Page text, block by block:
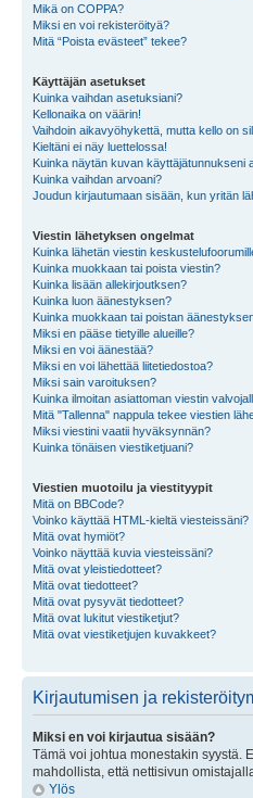
Mikä on COPPA?
Miksi en voi rekisteröityä?
Mitä “Poista evästeet” tekee?
Käyttäjän asetukset
Kuinka vaihdan asetuksiani?
Kellonaika on väärin!
Vaihdoin aikavyöhykettä, mutta kello on
Kieltäni ei näy luettelossa!
Kuinka näytän kuvan käyttäjätunnukseni
Kuinka vaihdan arvoani?
Joudun kirjautumaan sisään, kun yritän
Viestin lähetyksen ongelmat
Kuinka lähetän viestin
Kuinka muokkaan tai poista viestin?
Kuinka lisään allekirjoutksen?
Kuinka luon äänestyksen?
Kuinka muokkaan tai poistan
Miksi en pääse tietyille alueille?
Miksi en voi äänestää?
Miksi en voi lähettää liitetiedostoa?
Miksi sain varoituksen?
Kuinka ilmoitan asiattoman viestin
Mitä "Tallenna" nappula tekee viestien
Miksi viestini vaatii hyväksynnän?
Kuinka tönäisen viestiketjuani?
Viestien muotoilu ja viestityypit
Mitä on BBCode?
Voinko käyttää HTML-kieltä viesteissäni?
Mitä ovat hymiöt?
Voinko näyttää kuvia viesteissäni?
Mitä ovat yleistiedotteet?
Mitä ovat tiedotteet?
Mitä ovat pysyvät tiedotteet?
Mitä ovat lukitut viestiketjut?
Mitä ovat viestiketjujen kuvakkeet?
Kirjautumisen ja
Miksi en voi kirjautua sisään?
Tämä voi johtua monestakin syystä.
mahdollista, että nettisivun
Ylös